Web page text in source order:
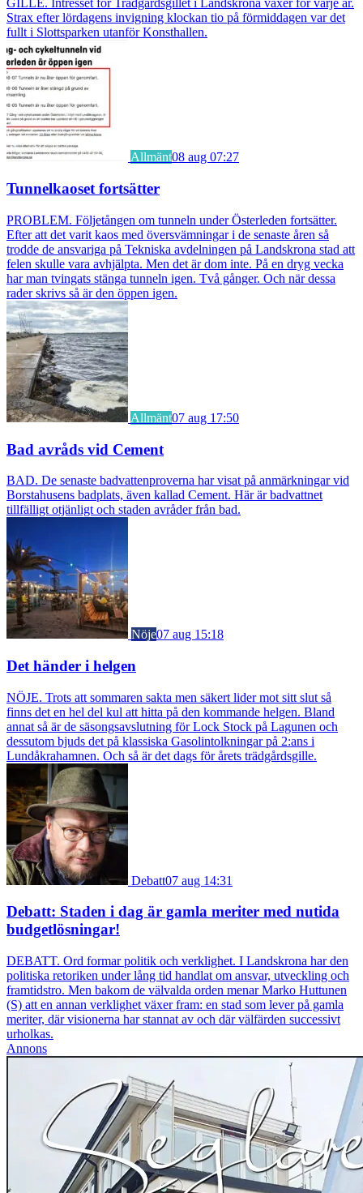
GILLE. Intresset för Trädgårdsgillet i Landskrona växer för varje år.
Strax efter lördagens invigning klockan tio på förmiddagen var det
fullt i Slottsparken utanför Konsthallen.
Allmänt08 aug 07:27
Tunnelkaoset fortsätter
PROBLEM. Följetången om tunneln under Österleden fortsätter.
Efter att det varit kaos med översvämningar i de senaste åren så
trodde de ansvariga på Tekniska avdelningen på Landskrona stad att
felen skulle vara avhjälpta. Men det är dom inte. På en dryg vecka
har man tvingats stänga tunneln igen. Två gånger. Och när dessa
rader skrivs så är den öppen igen.
Allmänt07 aug 17:50
Bad avråds vid Cement
BAD. De senaste badvattenproverna har visat på anmärkningar vid
Borstahusens badplats, även kallad Cement. Här är badvattnet
tillfälligt otjänligt och staden avråder från bad.
Nöje07 aug 15:18
Det händer i helgen
NÖJE. Trots att sommaren sakta men säkert lider mot sitt slut så
finns det en hel del kul att hitta på den kommande helgen. Bland
annat så är de säsongsavslutning för Lock Stock på Lagunen och
dessutom bjuds det på klassiska Gasolintolkningar på 2:ans i
Lundåkrahamnen. Och så är det dags för årets trädgårdsgille.
Debatt07 aug 14:31
Debatt: Staden i dag är gamla meriter med nutida
budgetlösningar!
DEBATT. Ord formar politik och verklighet. I Landskrona har den
politiska retoriken under lång tid handlat om ansvar, utveckling och
framtidstro. Men bakom de välvalda orden menar Marko Huttunen
(S) att en annan verklighet växer fram: en stad som lever på gamla
meriter, där visionerna har stannat av och där välfärden successivt
urholkas.
Annons